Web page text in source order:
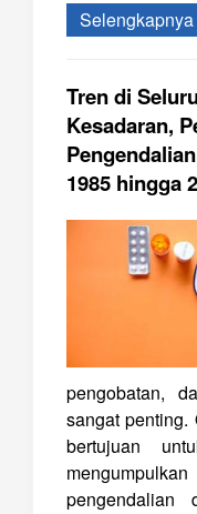
Selengkapnya
Tren di
Kesadaran,
1985 hingga
pengobatan,
sangat
bertujuan